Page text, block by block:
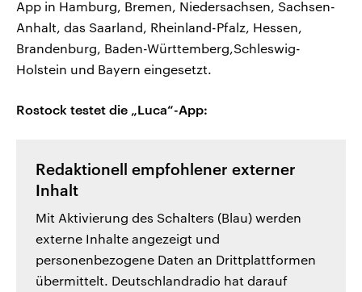
App in Hamburg, Bremen, Niedersachsen, Sachsen-
Anhalt, das Saarland, Rheinland-Pfalz, Hessen,
Brandenburg, Baden-Württemberg,Schleswig-
Holstein und Bayern eingesetzt.
Rostock testet die „Luca“-App:
Redaktionell empfohlener externer
Inhalt
Mit Aktivierung des Schalters (Blau) werden
externe Inhalte angezeigt und
personenbezogene Daten an Drittplattformen
übermittelt. Deutschlandradio hat darauf